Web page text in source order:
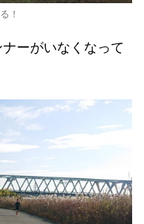
！
ーがいなくなって